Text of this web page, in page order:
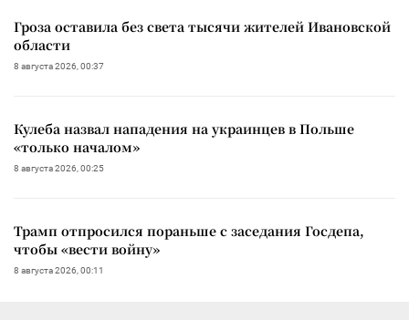
Гроза оставила без света тысячи жителей Ивановской
области
8 августа 2026, 00:37
Кулеба назвал нападения на украинцев в Польше
«только началом»
8 августа 2026, 00:25
Трамп отпросился пораньше с заседания Госдепа,
чтобы «вести войну»
8 августа 2026, 00:11